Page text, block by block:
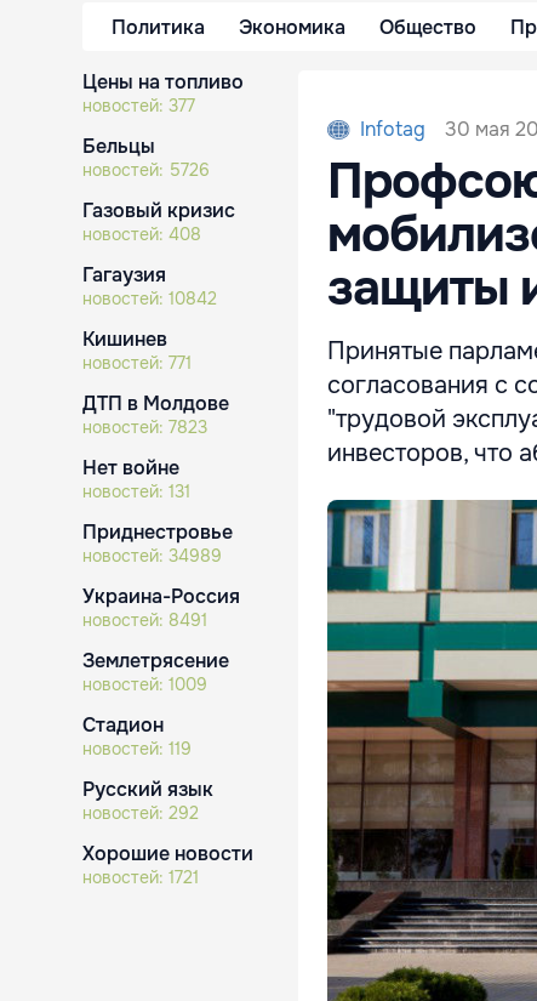
Политика Экономика Общество
Цены на топливо
новостей: 377
Бельцы
новостей: 5726
Газовый кризис
новостей: 408
Гагаузия
новостей: 10842
Кишинев
новостей: 771
ДТП в Молдове
новостей: 7823
Нет войне
новостей: 131
Приднестровье
новостей: 34989
Украина-Россия
новостей: 8491
Землетрясение
новостей: 1009
Стадион
новостей: 119
Русский язык
новостей: 292
Хорошие новости
новостей: 1721
Infotag 30 мая
защиты
Принятые
согласования с
"трудовой
инвесторов, что